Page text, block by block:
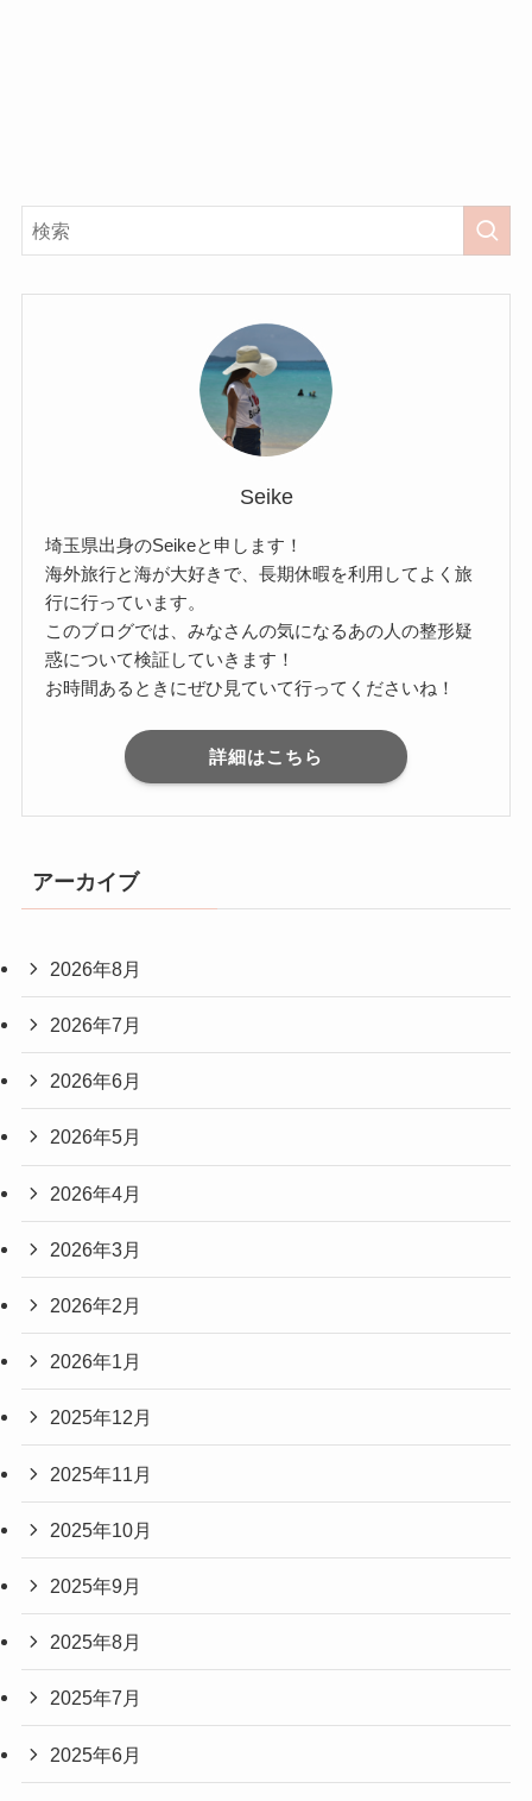
Seike
埼玉県出身のSeikeと申します！
海外旅行と海が大好きで、長期休暇を利用してよく旅
行に行っています。
このブログでは、みなさんの気になるあの人の整形疑
惑について検証していきます！
お時間あるときにぜひ見ていて行ってくださいね！
詳細はこちら
アーカイブ
2026年8月
2026年7月
2026年6月
2026年5月
2026年4月
2026年3月
2026年2月
2026年1月
2025年12月
2025年11月
2025年10月
2025年9月
2025年8月
2025年7月
2025年6月